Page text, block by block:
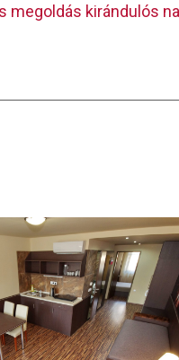
megoldás kirándulós